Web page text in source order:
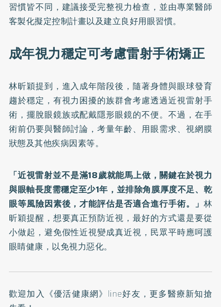
習慣皆不同，建議接受完整視力檢查，並由專業醫師
客製化擬定控制計畫以及建立良好用眼習慣。
成年視力穩定可考慮雷射手術矯正
林昕穎提到，進入成年階段後，隨著身體與眼球發育
趨於穩定，有視力困擾的族群會考慮透過近視雷射手
術 ，擺脫眼鏡族或配戴隱形眼鏡的不便。不過，在手
術前仍要與醫師討論，考量年齡、用眼需求、視網膜
狀態及其他疾病因素等。
「近視雷射並不是滿18歲就能馬上做，關鍵在於視力
與眼軸長度需穩定至少1年，並排除角膜厚度不足、乾
眼等風險因素後，才能評估是否適合進行手術。」 林
昕穎提醒，想要真正預防近視，最好的方式還是要從
小做起，避免假性近視變成真近視，民眾平時應呵護
眼睛健康，以免視力惡化。
歡迎加入 《優活健康網》line好友 ，更多醫療新知搶